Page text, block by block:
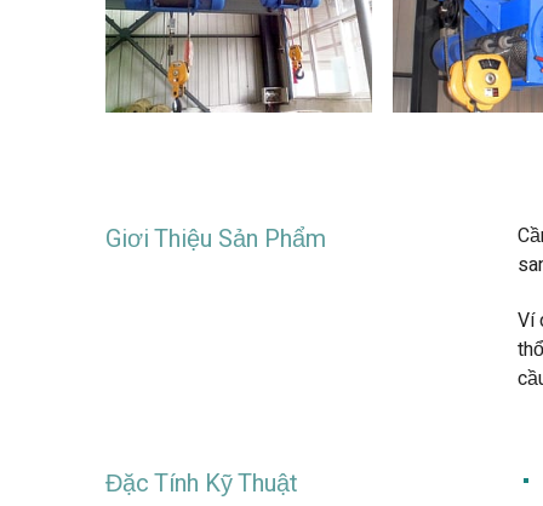
Giơi Thiệu Sản Phẩm
Ví
Đặc Tính Kỹ Thuật